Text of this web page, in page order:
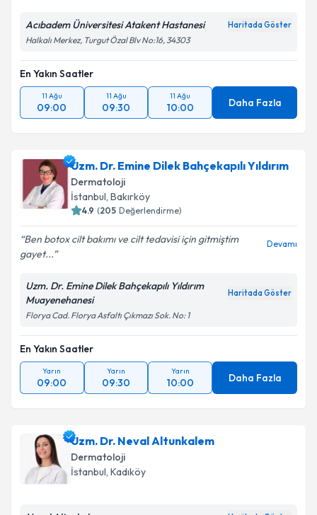
Kişisel verilerimin işlenmesine ilişkin
Aydınlatma
Metni'ni okudum ve kişisel verilerimin belirtilen
kapsamda işlenmesini kabul ediyorum.
Takvim Talebini Gönder
Acıbadem Üniversitesi Atakent Hastanesi Haritada Göster
Halkalı Merkez, Turgut Özal Blv No:16, 34303
En Yakın Saatler
11 Ağu
09:00
11 Ağu
09:30
11 Ağu
10:00 Daha Fazla
Uzm. Dr. Emine Dilek Bahçekapılı Yıldırım
Dermatoloji
İstanbul, Bakırköy
4.9 (205 Değerlendirme)
Ben botox cilt bakımı ve cilt tedavisi için gitmiştim
gayet...
Devamı
Uzm. Dr. Emine Dilek Bahçekapılı Yıldırım
Muayenehanesi
Haritada Göster
Florya Cad. Florya Asfaltı Çıkmazı Sok. No: 1
En Yakın Saatler
Yarın
09:00
Yarın
09:30
Yarın
10:00 Daha Fazla
Uzm. Dr. Neval Altunkalem
Dermatoloji
İstanbul, Kadıköy